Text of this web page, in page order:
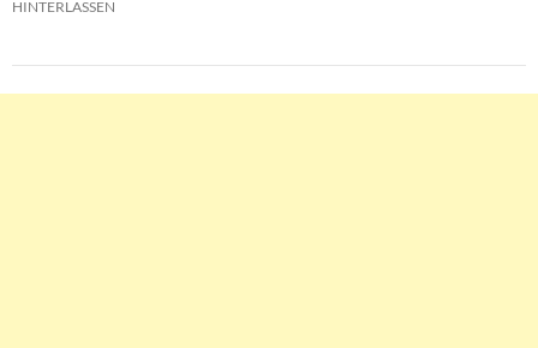
HINTERLASSEN